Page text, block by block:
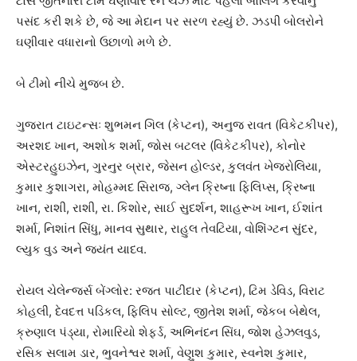
પસંદ કરી શકે છે, જે આ મેદાન પર સરળ રહ્યું છે. ઝડપી બોલરોને
ઘણીવાર વધારાનો ઉછાળો મળે છે.
બે ટીમો નીચે મુજબ છે.
ગુજરાત ટાઇટન્સઃ શુભમન ગિલ (કેપ્ટન), અનુજ રાવત (વિકેટકીપર),
અરશદ ખાન, અશોક શર્મા, જોસ બટલર (વિકેટકીપર), કોનોર
એસ્ટરહુઇઝેન, ગુરનુર બ્રાર, જેસન હોલ્ડર, કુલવંત ખેજરોલિયા,
કુમાર કુશાગરા, મોહમ્મદ સિરાજ, ગ્લેન ક્રિષ્ના ફિલિપ્સ, ક્રિષ્ના
ખાન, રાશી, રાશી, રા. કિશોર, સાઈ સુદર્શન, શાહરૂખ ખાન, ઈશાંત
શર્મા, નિશાંત સિંધુ, માનવ સુથાર, રાહુલ તેવટિયા, વોશિંગ્ટન સુંદર,
લ્યુક વુડ અને જયંત યાદવ.
રોયલ ચેલેન્જર્સ બેંગ્લોર: રજત પાટીદાર (કેપ્ટન), ટિમ ડેવિડ, વિરાટ
કોહલી, દેવદત્ત પડિકલ, ફિલિપ સોલ્ટ, જીતેશ શર્મા, જેકબ બેથેલ,
ક્રુણાલ પંડ્યા, રોમારિયો શેફર્ડ, અભિનંદન સિંઘ, જોશ હેઝલવુડ,
રસિક સલામ ડાર, ભુવનેશ્વર શર્મા, વેણુશ કુમાર, સ્વનેશ કુમાર,